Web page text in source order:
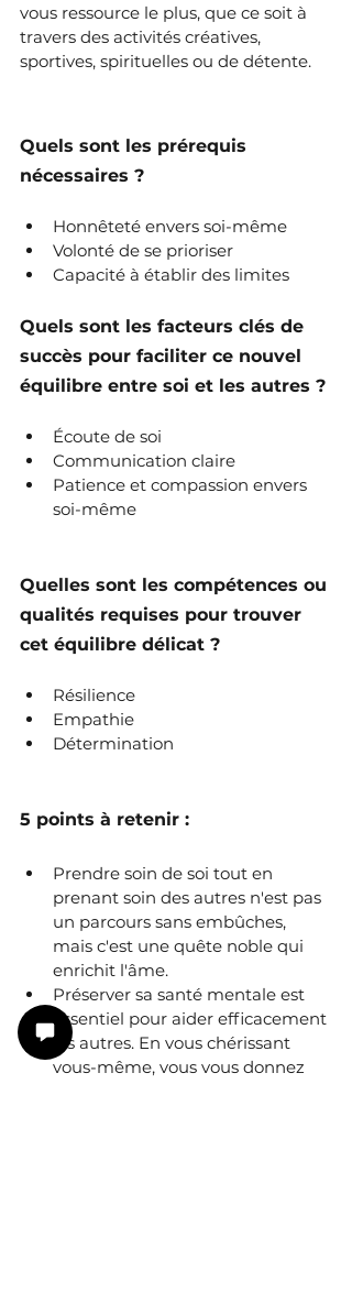
vous ressource le plus, que ce soit à
travers des activités créatives,
sportives, spirituelles ou de détente.
Quels sont les prérequis
nécessaires ?
Honnêteté envers soi-même
Volonté de se prioriser
Capacité à établir des limites
Quels sont les facteurs clés de
succès pour faciliter ce nouvel
équilibre entre soi et les autres ?
Écoute de soi
Communication claire
Patience et compassion envers
soi-même
Quelles sont les compétences ou
qualités requises pour trouver
cet équilibre délicat ?
Résilience
Empathie
Détermination
5 points à retenir :
Prendre soin de soi tout en
prenant soin des autres n'est pas
un parcours sans embûches,
mais c'est une quête noble qui
enrichit l'âme.
Préserver sa santé mentale est
essentiel pour aider efficacement
les autres. En vous chérissant
vous-même, vous vous donnez